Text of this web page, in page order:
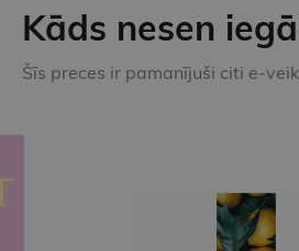
Kāds nesen
Šīs preces ir pamanījuši citi e-